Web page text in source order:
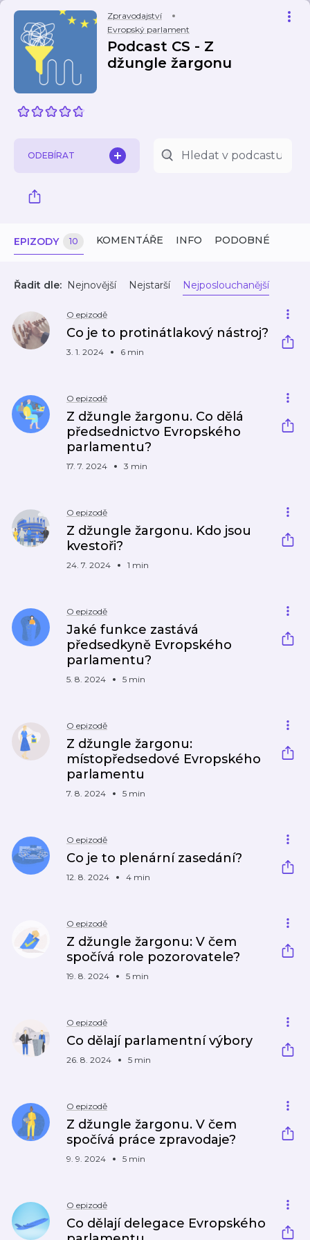
Zpravodajství
Evropský parlament
Podcast CS - Z
džungle žargonu
ODEBÍRAT
EPIZODY 10 KOMENTÁŘE INFO PODOBNÉ
Řadit dle: Nejnovější Nejstarší Nejposlouchanější
O epizodě
Co je to protinátlakový nástroj?
3. 1. 2024 6 min
O epizodě
Z džungle žargonu. Co dělá
předsednictvo Evropského
parlamentu?
17. 7. 2024 3 min
O epizodě
Z džungle žargonu. Kdo jsou
kvestoři?
24. 7. 2024 1 min
O epizodě
Jaké funkce zastává
předsedkyně Evropského
parlamentu?
5. 8. 2024 5 min
O epizodě
Z džungle žargonu:
místopředsedové Evropského
parlamentu
7. 8. 2024 5 min
O epizodě
Co je to plenární zasedání?
12. 8. 2024 4 min
O epizodě
Z džungle žargonu: V čem
spočívá role pozorovatele?
19. 8. 2024 5 min
O epizodě
Co dělají parlamentní výbory
26. 8. 2024 5 min
O epizodě
Z džungle žargonu. V čem
spočívá práce zpravodaje?
9. 9. 2024 5 min
O epizodě
Co dělají delegace Evropského